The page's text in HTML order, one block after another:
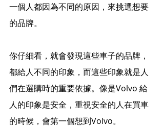
一個人都因為不同的原因，來挑選想要
的品牌。
你仔細看，就會發現這些車子的品牌，
都給人不同的印象，而這些印象就是人
們在選購時的重要依據。像是Volvo 給
人的印象是安全，重視安全的人在買車
的時候，會第一個想到Volvo。